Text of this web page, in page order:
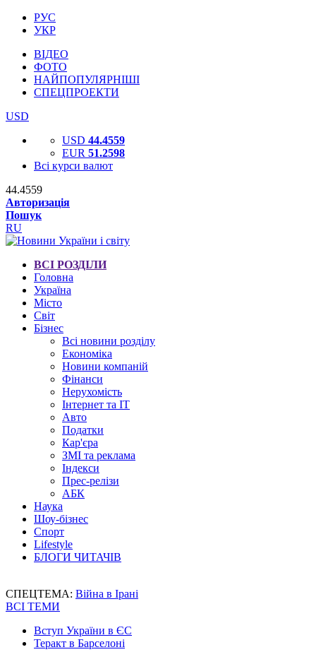
РУС
УКР
ВІДЕО
ФОТО
НАЙПОПУЛЯРНІШІ
СПЕЦПРОЕКТИ
USD
USD 44.4559
EUR 51.2598
Всі курси валют
44.4559
Авторизація
Пошук
RU
ВСІ РОЗДІЛИ
Головна
Україна
Місто
Світ
Бізнес
Всі новини розділу
Економіка
Новини компаній
Фінанси
Нерухомість
Інтернет та IT
Авто
Податки
Кар'єра
ЗМІ та реклама
Індекси
Прес-релізи
АБК
Наука
Шоу-бізнес
Спорт
Lifestyle
БЛОГИ ЧИТАЧІВ
СПЕЦТЕМА: Війна в Ірані
ВСІ ТЕМИ
Вступ України в ЄС
Теракт в Барселоні